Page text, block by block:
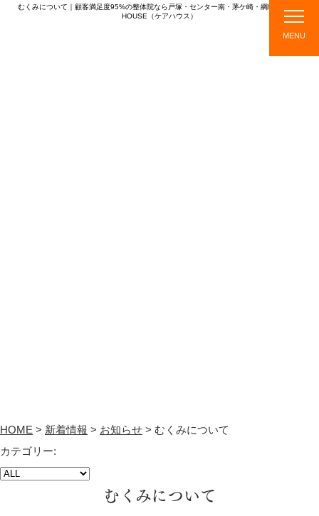
むくみについて｜顧客満足度95%の整体院なら戸塚・センター南・茅ケ崎・綱島のCARE
HOUSE（ケアハウス）
MENU
HOME > 新着情報 > お知らせ > むくみについて
カテゴリー:
むくみについて